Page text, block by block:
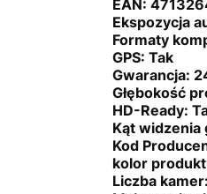
EAN:
Ekspozycja
Formaty
GPS: Tak
Gwarancja:
Głębokość
HD-Ready:
Kąt widzenia
Kod
kolor
Liczba kamer: